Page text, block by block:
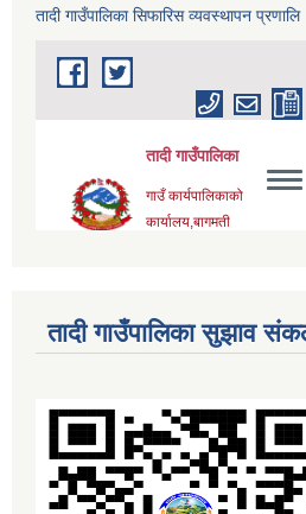
तादी गाउँपालिका सिफारिस व्यवस्थापन प्रणालि
तादी गाउँपालिका सुझाव